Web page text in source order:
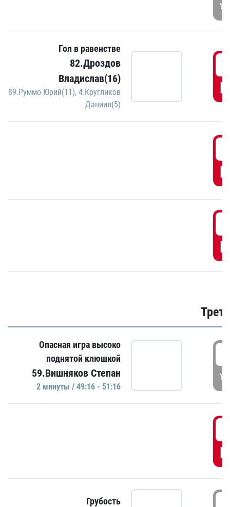
Гол в равенстве
82.Дроздов
Владислав(16)
89.Руммо Юрий(11), 4.Кругликов
Даниил(5)
Опасная игра высоко
поднятой клюшкой
59.Вишняков Степан
2 минуты / 49:16 - 51:16
Грубость